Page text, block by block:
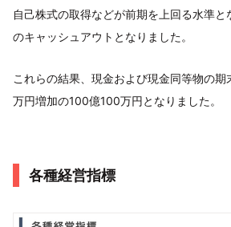
自己株式の取得などが前期を上回る水準
のキャッシュアウトとなりました。
これらの結果、現金および現金同等物の
万円増加の100億100万円となりました。
各種経営指標